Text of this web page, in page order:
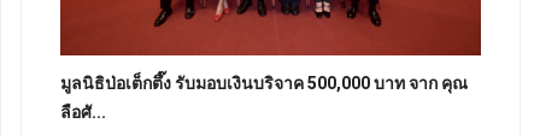
มูลนิธิป่อเต็กตึ๊ง รับมอบเงินบริจาค 500,000 บาท จาก คุณ
ลือศั...